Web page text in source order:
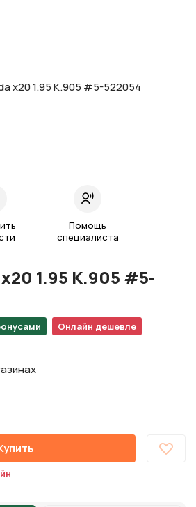
Помощь
специалиста
Онлайн дешевле
1.95 K.905 #5-